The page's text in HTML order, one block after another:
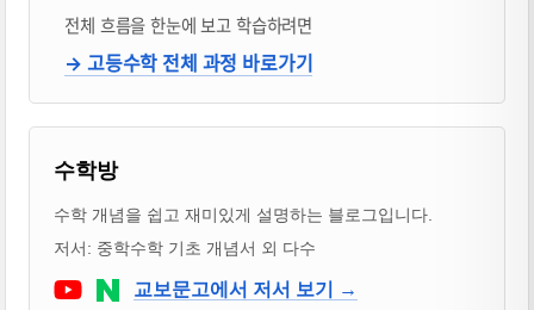
전체 흐름을 한눈에 보고 학습하려면
→ 고등수학 전체 과정 바로가기
블로거 & 출판 교재 소개
수학방
수학 개념을 쉽고 재미있게 설명하는 블로그입니다.
저서: 중학수학 기초 개념서 외 다수
Youtube네이버 블로그
교보문고에서 저서 보기 →